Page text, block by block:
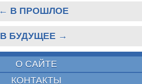
← В ПРОШЛОЕ
В БУДУЩЕЕ →
О САЙТЕ
КОНТАКТЫ